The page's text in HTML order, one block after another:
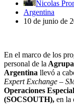
Nicolas
Argentina
10 de junio de
En el marco de los
personal de la
Argentina llevó a
Expert Exchange –
Operaciones
(SOCSOUTH), en la